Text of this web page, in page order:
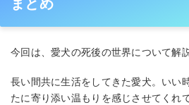
まとめ
今回は、愛犬の死後の世界について解
長い間共に生活をしてきた愛犬。いい
たに寄り添い温もりを感じさせてくれ